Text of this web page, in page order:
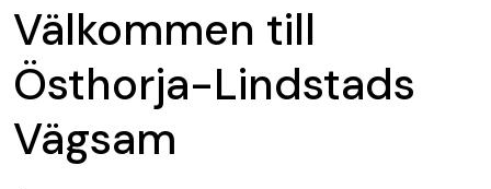
Välkommen till
Östhorja-Lindstads
Vägsam